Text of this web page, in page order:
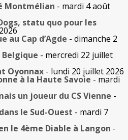
Montmélian - mardi 4 août
statu quo pour les
au Cap d’Agde - dimanche 2
Belgique - mercredi 22 juillet
Oyonnax - lundi 20 juillet 2026
à la Haute Savoie - mardi
un joueur du CS Vienne -
le Sud-Ouest - mardi 7
le 4ème Diable à Langon -